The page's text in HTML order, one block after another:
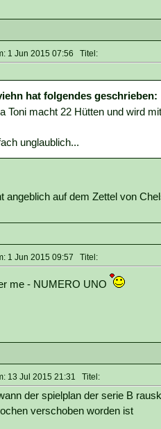
1 Jun 2015 07:56 Titel:
hat folgendes geschrieben:
Toni macht 22 Hütten und wird
unglaublich...
angeblich auf dem Zettel von
1 Jun 2015 09:57 Titel:
me - NUMERO UNO
13 Jul 2015 21:31 Titel:
der spielplan der serie B
verschoben worden ist